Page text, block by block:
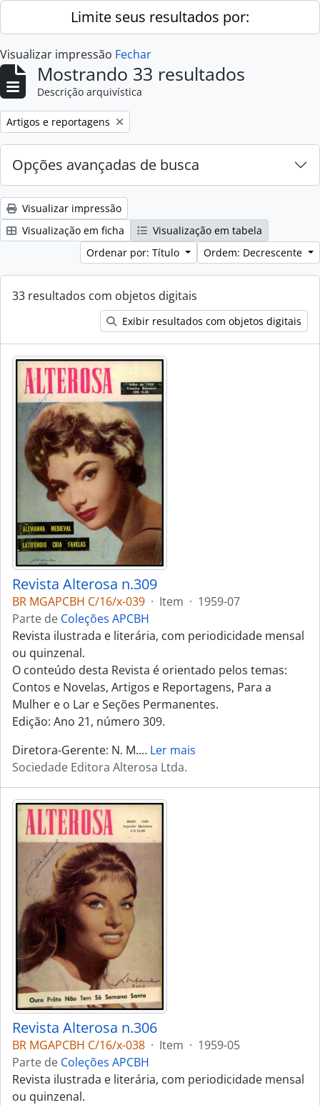
Skip to main contentLimite seus resultados por:
Visualizar impressão Fechar
Mostrando 33 resultados
Descrição arquivística
Remover filtro:
Artigos e reportagens
Opções avançadas de busca
Visualizar impressão
Visualização em ficha
Visualização em tabela
Ordenar por: Título
Ordem: Decrescente
33 resultados com objetos digitais
Exibir resultados com objetos digitais
Revista Alterosa n.309
BR MGAPCBH C/16/x-039 · Item · 1959-07
Parte de Coleções APCBH
Revista ilustrada e literária, com periodicidade mensal
ou quinzenal.
O conteúdo desta Revista é orientado pelos temas:
Contos e Novelas, Artigos e Reportagens, Para a
Mulher e o Lar e Seções Permanentes.
Edição: Ano 21, número 309.
Diretora-Gerente: N. M.… Ler mais
Sociedade Editora Alterosa Ltda.
Revista Alterosa n.306
BR MGAPCBH C/16/x-038 · Item · 1959-05
Parte de Coleções APCBH
Revista ilustrada e literária, com periodicidade mensal
ou quinzenal.